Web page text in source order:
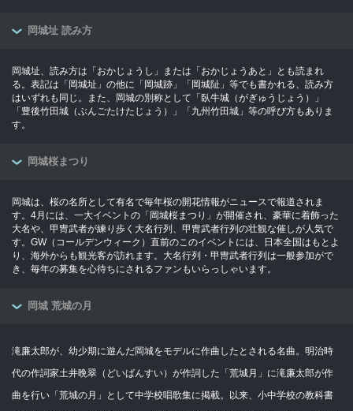
岡城址 読み方
岡城址、読み方は「おかじょうし」または「おかじょうあと」とも読まれ
る。表記は「岡城址」の他に「岡城跡」「岡城阯」等でも書かれる、読み方
はいずれも同じ。また、岡城の別称として「臥牛城（がぎゅうじょう）」
「豊後竹田城（ぶんごたけたじょう）」「九州竹田城」等の呼び方もありま
す。
岡城桜まつり
岡城は、桜の名所として有名で毎年桜の開花情報がニュースで報道されま
す。4月には、一大イベントの「岡城桜まつり」が開催され、豪華に着飾った
大名や、甲冑武者が練り歩く大名行列、甲冑武者行列の壮観な催しが人気で
す。GW（コールデンウィーク）直前のこのイベントには、日本全国はもとよ
り、海外からも観光客が訪れます。大名行列・甲冑武者行列は一般参加がで
き、毎年の募集を心待ちにされるファンもいらっしゃいます。
岡城 荒城の月
滝廉太郎が、幼少期に遊んだ岡城をモデルに作曲したとされる名曲。明治時
代の作詞家土井晩翠（どいばんすい）が作詞した「荒城月」に滝廉太郎が作
曲を行い「荒城の月」として中学校唱歌集に掲載。以来、小中学校の教科書